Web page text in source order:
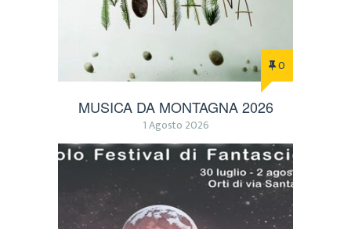
0
MUSICA DA MONTAGNA 2026
1 Agosto 2026